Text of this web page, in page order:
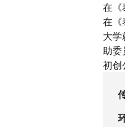
在《
在《
大
助
初创